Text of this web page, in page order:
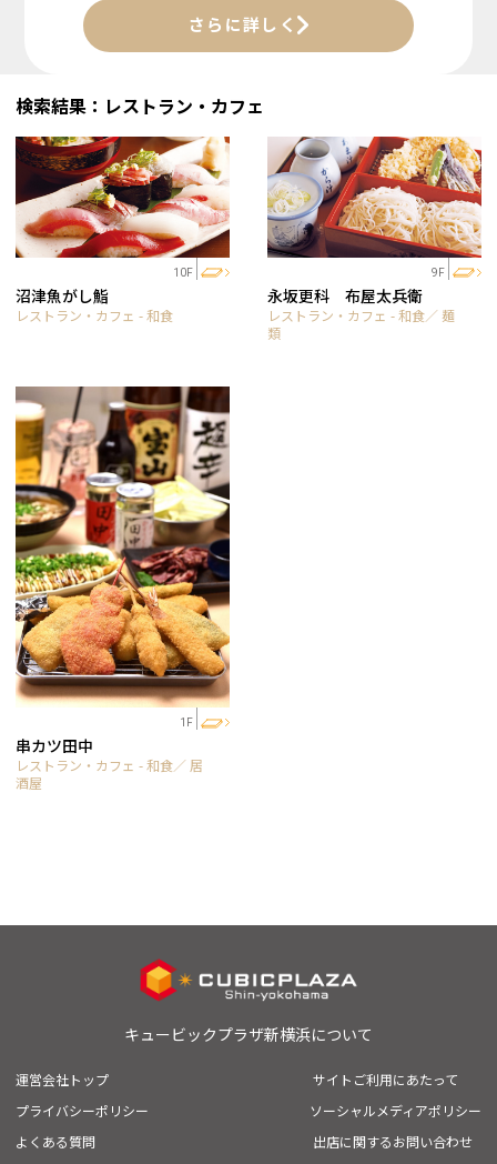
さらに詳しく
検索結果：レストラン・カフェ
10F
沼津魚がし鮨
レストラン・カフェ - 和食
9F
永坂更科 布屋太兵衛
レストラン・カフェ - 和食／ 麺
類
1F
串カツ田中
レストラン・カフェ - 和食／ 居
酒屋
キュービックプラザ新横浜について
運営会社トップ
サイトご利用にあたって
プライバシーポリシー
ソーシャルメディアポリシー
よくある質問
出店に関するお問い合わせ